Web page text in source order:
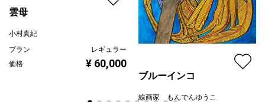
雲母
小村真紀
プラン
レギュラー
価格
¥ 60,000
ブルーインコ
線画家 もんでんゆうこ